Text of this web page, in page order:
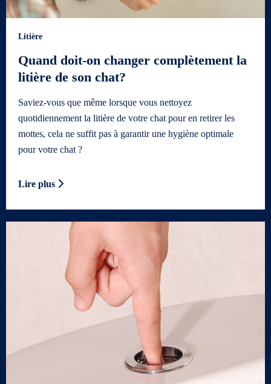
Litière
Quand doit-on changer complètement la
litière de son chat?
Saviez-vous que même lorsque vous nettoyez
quotidiennement la litière de votre chat pour en retirer les
mottes, cela ne suffit pas à garantir une hygiène optimale
pour votre chat ?
Lire plus